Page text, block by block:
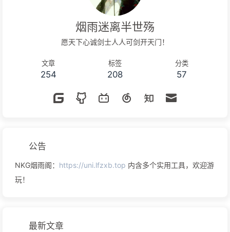
烟雨迷离半世殇
愿天下心诚剑士人人可剑开天门！
文章
254
标签
208
分类
57
公告
NKG烟雨阁： https://uni.lfzxb.top 内含多个实用工具，欢迎游
玩！
最新文章